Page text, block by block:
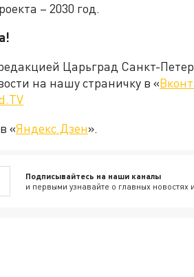
– 2030 год.
Царьград Санкт-
на нашу страничку в «
«Яндекс.Дзен».
Подписывайтесь на наши каналы
и первыми узнавайте о главных